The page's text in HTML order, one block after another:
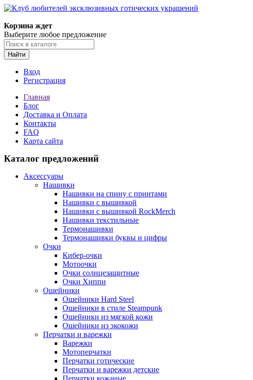
Корзина ждет
Выберите любое предложение
Найти
Вход
Регистрация
Главная
Блог
Доставка и Оплата
Контакты
FAQ
Карта сайта
Каталог предложений
Аксессуары
Нашивки
Нашивки на спину с принтами
Нашивки с вышивкой
Нашивки с вышивкой RockMerch
Нашивки текстильные
Термонашивки
Термонашивки буквы и цифры
Очки
Кибер-очки
Мотоочки
Очки солнцезащитные
Очки Хиппи
Ошейники
Ошейники Hard Steel
Ошейники в стиле Steampunk
Ошейники из мягкой кожи
Ошейники из экокожи
Перчатки и варежки
Варежки
Мотоперчатки
Перчатки готические
Перчатки и варежки детские
Перчатки кожаные